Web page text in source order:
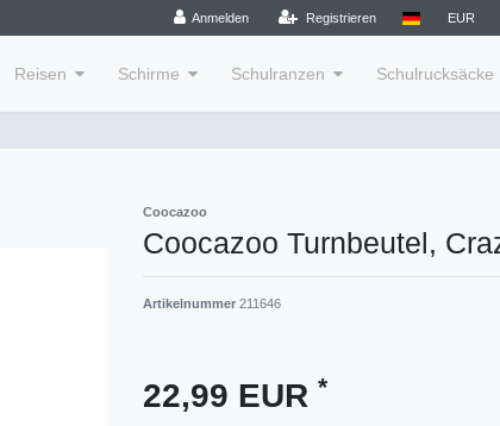
Anmelden Registrieren EUR
Reisen Schirme Schulranzen Schulrucksäcke
Coocazoo
Coocazoo Turnbeutel,
Artikelnummer 211646
22,99 EUR *